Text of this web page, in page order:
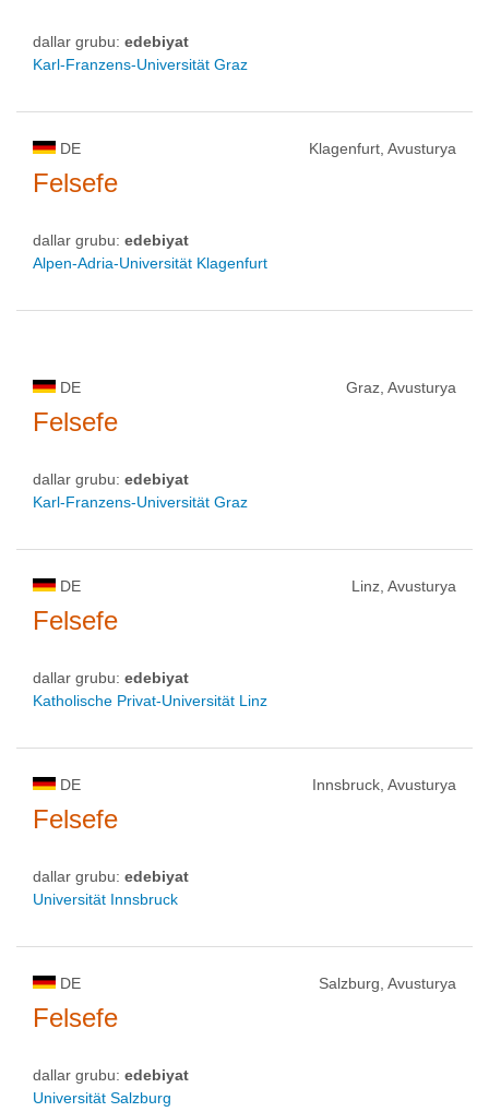
dallar grubu: edebiyat
Karl-Franzens-Universität Graz
DE Klagenfurt, Avusturya
Felsefe
dallar grubu: edebiyat
Alpen-Adria-Universität Klagenfurt
DE Graz, Avusturya
Felsefe
dallar grubu: edebiyat
Karl-Franzens-Universität Graz
DE Linz, Avusturya
Felsefe
dallar grubu: edebiyat
Katholische Privat-Universität Linz
DE Innsbruck, Avusturya
Felsefe
dallar grubu: edebiyat
Universität Innsbruck
DE Salzburg, Avusturya
Felsefe
dallar grubu: edebiyat
Universität Salzburg